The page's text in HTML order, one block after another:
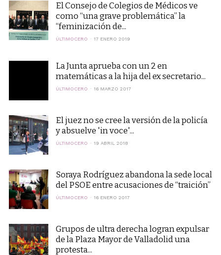
El Consejo de Colegios de Médicos ve
como “una grave problemática” la
“feminización de...
ÚLTIMOCERO 17 ENERO 2019
La Junta aprueba con un 2 en
matemáticas a la hija del ex secretario...
ÚLTIMOCERO 16 MARZO 2017
El juez no se cree la versión de la policía
y absuelve 'in voce'...
ÚLTIMOCERO 19 ABRIL 2018
Soraya Rodríguez abandona la sede local
del PSOE entre acusaciones de “traición”
ÚLTIMOCERO 16 ENERO 2017
Grupos de ultra derecha logran expulsar
de la Plaza Mayor de Valladolid una
protesta...